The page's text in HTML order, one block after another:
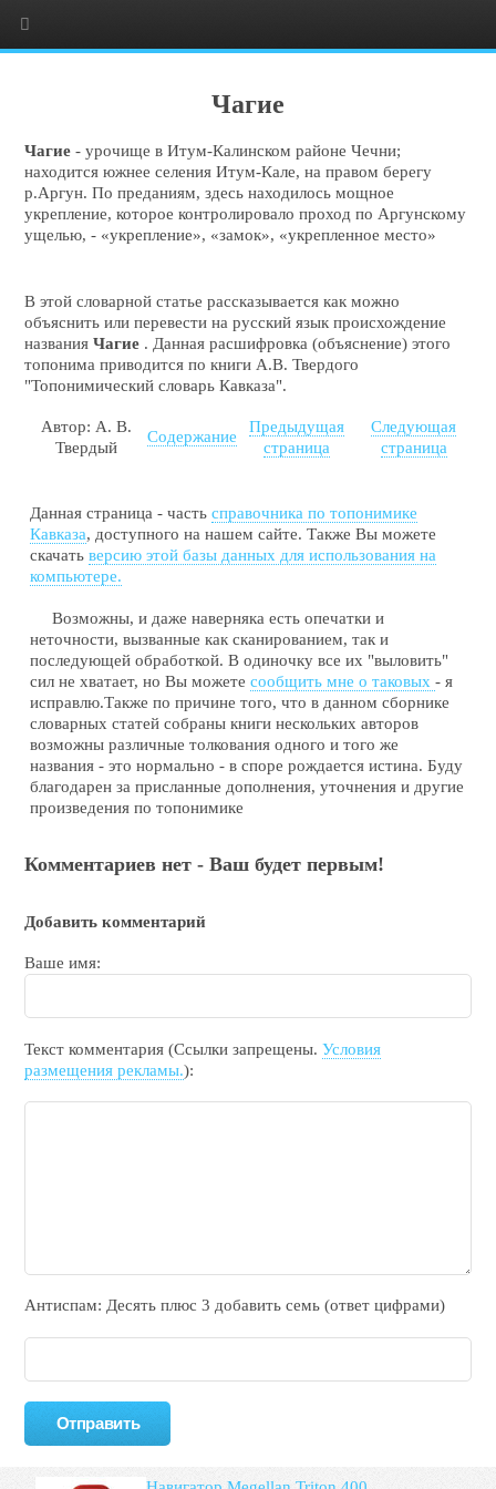
Чагие
Чагие- урочище в Итум-Калинском районе Чечни;
находится южнее селения Итум-Кале, на правом берегу
р.Аргун. По преданиям, здесь находилось мощное
укрепление, которое контролировало проход по Аргунскому
ущелью, - «укрепление», «замок», «укрепленное место»
В этой словарной статье рассказывается как можно
объяснить или перевести на русский язык происхождение
названияЧагие . Данная расшифровка (объяснение) этого
топонима приводится по книги А.В. Твердого
"Топонимический словарь Кавказа".
Автор: А. В.
Твердый
Содержание
Предыдущая
страница
Следующая
страница
Данная страница - частьсправочника по топонимике
Кавказа, доступного на нашем сайте. Также Вы можете
скачатьверсию этой базы данных для использования на
компьютере.
Возможны, и даже наверняка есть опечатки и
неточности, вызванные как сканированием, так и
последующей обработкой. В одиночку все их "выловить"
сил не хватает, но Вы можетесообщить мне о таковых- я
исправлю.Также по причине того, что в данном сборнике
словарных статей собраны книги нескольких авторов
возможны различные толкования одного и того же
названия - это нормально - в споре рождается истина. Буду
благодарен за присланные дополнения, уточнения и другие
произведения по топонимике
Комментариев нет - Ваш будет первым!
Добавить комментарий
Ваше имя:
Текст комментария (Ссылки запрещены.Условия
размещения рекламы.):
Антиспам: Дecять плюc 3 добавить ceмь (ответ цифрами)